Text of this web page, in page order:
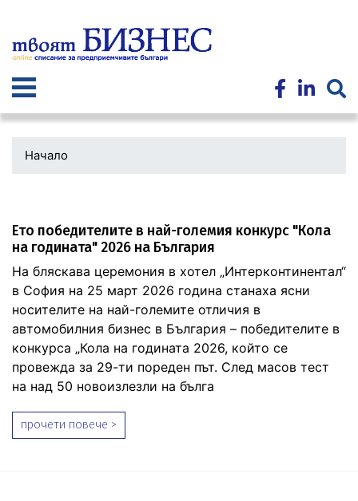
към
основното
Начало
Ето победителите в най-големия конкурс "Кола
на годината" 2026 на България
На бляскава церемония в хотел „Интерконтинентал“
в София на 25 март 2026 година станаха ясни
носителите на най-големите отличия в
автомобилния бизнес в България – победителите в
конкурса „Кола на годината 2026, който се
провежда за 29-ти пореден път. След масов тест
на над 50 новоизлезли на бълга
прочети повече >